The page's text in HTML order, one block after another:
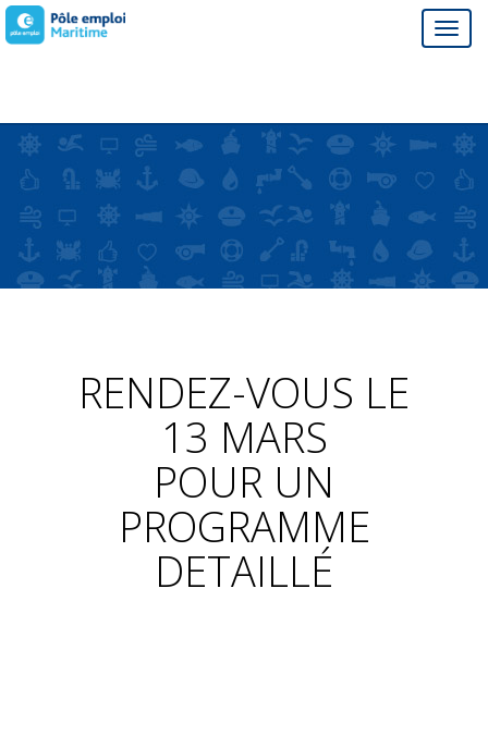
RENDEZ-VOUS LE
13 MARS
POUR UN
PROGRAMME
DETAILLÉ